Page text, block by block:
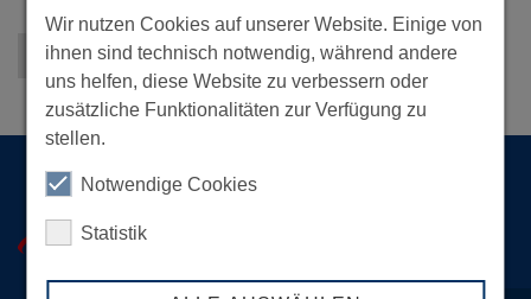
Wir nutzen Cookies auf unserer Website. Einige von
ihnen sind technisch notwendig, während andere
uns helfen, diese Website zu verbessern oder
zusätzliche Funktionalitäten zur Verfügung zu
stellen.
Notwendige Cookies
Statistik
Zurück zur Übersicht